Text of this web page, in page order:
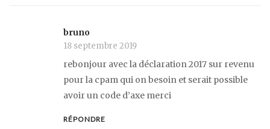
bruno
18 septembre 2019
rebonjour avec la déclaration 2017 sur revenu
pour la cpam qui on besoin et serait possible
avoir un code d’axe merci
RÉPONDRE